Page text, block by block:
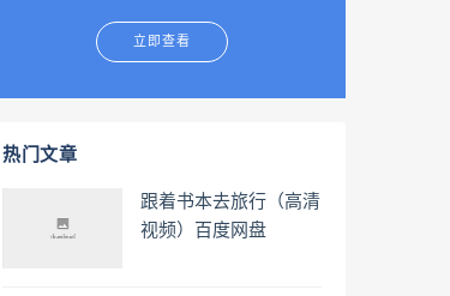
立即查看
热门文章
跟着书本去旅行（高清
视频）百度网盘